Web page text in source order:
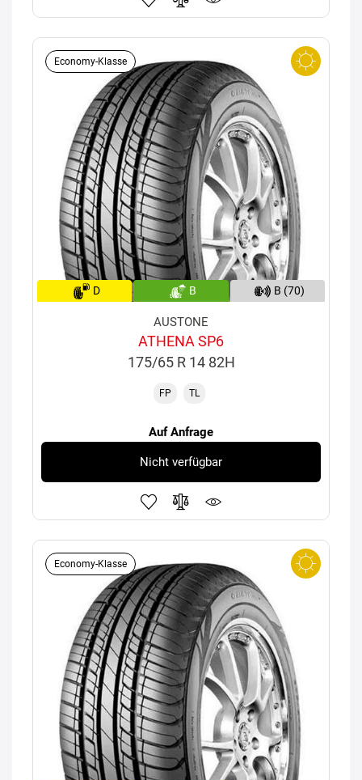
Economy-Klasse
D B B (70)
AUSTONE
ATHENA SP6
175/65 R 14 82H
FP TL
Auf Anfrage
Nicht verfügbar
Economy-Klasse